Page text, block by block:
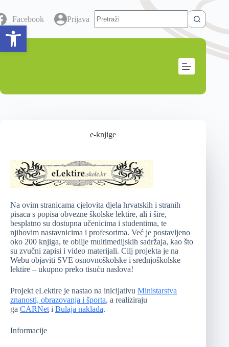
Open toolbar
Facebook Prijava
e-knjige
Na ovim stranicama cjelovita djela hrvatskih i stranih
pisaca s popisa obvezne školske lektire, ali i šire,
besplatno su dostupna učenicima i studentima, te
njihovim nastavnicima i profesorima. Već je postavljeno
oko 200 knjiga, te obilje multimedijskih sadržaja, kao što
su zvučni zapisi i video materijali. Cilj projekta je na
Webu objaviti SVE osnovnoškolske i srednjoškolske
lektire – ukupno preko tisuću naslova!
Projekt eLektire je nastao na inicijativu Ministarstva
znanosti, obrazovanja i športa, a realiziraju
ga CARNet i Bulaja naklada.
Informacije